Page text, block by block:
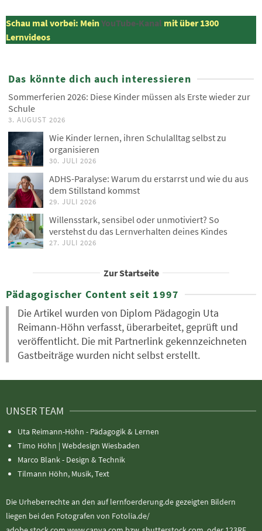
Schau mal vorbei: MeinYouTube-Kanal mit über 1300
Lernvideos
Das könnte dich auch interessieren
Sommerferien 2026: Diese Kinder müssen als Erste wieder zur
Schule
3. AUGUST 2026
Wie Kinder lernen, ihren Schulalltag selbst zu
organisieren
30. JULI 2026
ADHS-Paralyse: Warum du erstarrst und wie du aus
dem Stillstand kommst
29. JULI 2026
Willensstark, sensibel oder unmotiviert? So
verstehst du das Lernverhalten deines Kindes
27. JULI 2026
Zur Startseite
Pädagogischer Content seit 1997
Die Artikel wurden von Diplom Pädagogin Uta
Reimann-Höhn verfasst, überarbeitet, geprüft und
veröffentlicht. Die mit Partnerlink gekennzeichneten
Gastbeiträge wurden nicht selbst erstellt.
UNSER TEAM
Uta Reimann-Höhn - Pädagogik & Lernen
Timo Höhn | Webdesign Wiesbaden
Marco Blank - Design & Technik
Tilmann Höhn, Musik, Text
Die Urheberrechte an den auf lernfoerderung.de gezeigten Bildern
liegen bei den Fotografen von Fotolia.de/